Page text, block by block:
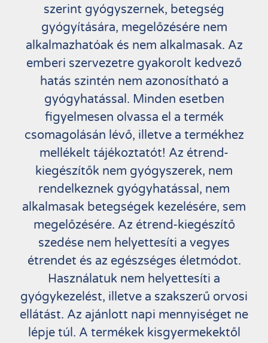
szerint gyógyszernek, betegség
gyógyítására, megelőzésére nem
alkalmazhatóak és nem alkalmasak. Az
emberi szervezetre gyakorolt kedvező
hatás szintén nem azonosítható a
gyógyhatással. Minden esetben
figyelmesen olvassa el a termék
csomagolásán lévő, illetve a termékhez
mellékelt tájékoztatót! Az étrend-
kiegészítők nem gyógyszerek, nem
rendelkeznek gyógyhatással, nem
alkalmasak betegségek kezelésére, sem
megelőzésére. Az étrend-kiegészítő
szedése nem helyettesíti a vegyes
étrendet és az egészséges életmódot.
Használatuk nem helyettesíti a
gyógykezelést, illetve a szakszerű orvosi
ellátást. Az ajánlott napi mennyiséget ne
lépje túl. A termékek kisgyermekektől